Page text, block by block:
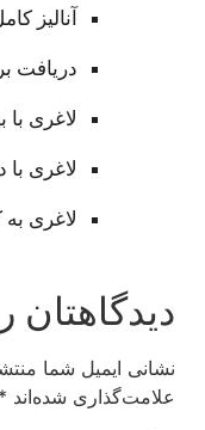
آنالیز
دریافت
لاغری با بیش از ۱۲
لاغری
لاغری
دیدگاهتان
نشانی ایمیل شما
علامت‌گذاری شده‌اند *